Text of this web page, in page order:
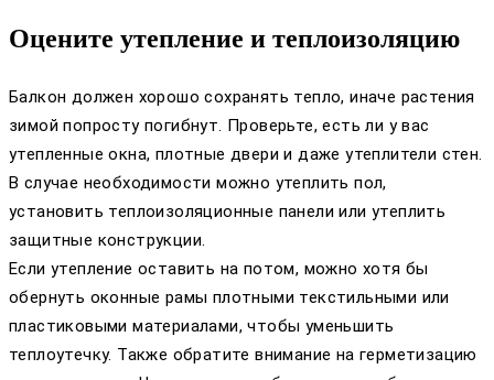
Оцените утепление и теплоизоляцию
Балкон должен хорошо сохранять тепло, иначе растения
зимой попросту погибнут. Проверьте, есть ли у вас
утепленные окна, плотные двери и даже утеплители стен.
В случае необходимости можно утеплить пол,
установить теплоизоляционные панели или утеплить
защитные конструкции.
Если утепление оставить на потом, можно хотя бы
обернуть оконные рамы плотными текстильными или
пластиковыми материалами, чтобы уменьшить
теплоутечку. Также обратите внимание на герметизацию